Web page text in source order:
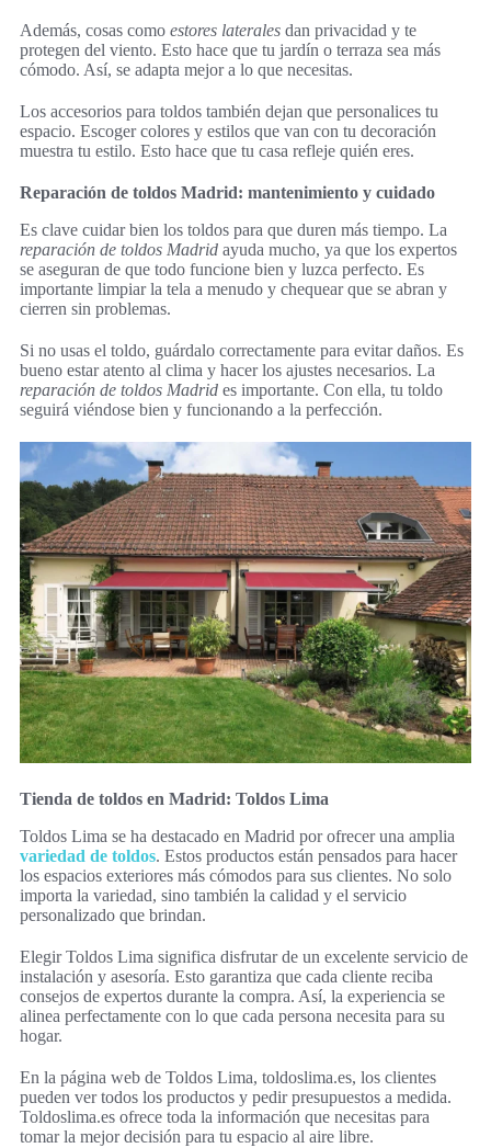
Además, cosas como estores laterales dan privacidad y te
protegen del viento. Esto hace que tu jardín o terraza sea más
cómodo. Así, se adapta mejor a lo que necesitas.
Los accesorios para toldos también dejan que personalices tu
espacio. Escoger colores y estilos que van con tu decoración
muestra tu estilo. Esto hace que tu casa refleje quién eres.
Reparación de toldos Madrid: mantenimiento y cuidado
Es clave cuidar bien los toldos para que duren más tiempo. La
reparación de toldos Madrid ayuda mucho, ya que los expertos
se aseguran de que todo funcione bien y luzca perfecto. Es
importante limpiar la tela a menudo y chequear que se abran y
cierren sin problemas.
Si no usas el toldo, guárdalo correctamente para evitar daños. Es
bueno estar atento al clima y hacer los ajustes necesarios. La
reparación de toldos Madrid es importante. Con ella, tu toldo
seguirá viéndose bien y funcionando a la perfección.
Tienda de toldos en Madrid: Toldos Lima
Toldos Lima se ha destacado en Madrid por ofrecer una amplia
variedad de toldos. Estos productos están pensados para hacer
los espacios exteriores más cómodos para sus clientes. No solo
importa la variedad, sino también la calidad y el servicio
personalizado que brindan.
Elegir Toldos Lima significa disfrutar de un excelente servicio de
instalación y asesoría. Esto garantiza que cada cliente reciba
consejos de expertos durante la compra. Así, la experiencia se
alinea perfectamente con lo que cada persona necesita para su
hogar.
En la página web de Toldos Lima, toldoslima.es, los clientes
pueden ver todos los productos y pedir presupuestos a medida.
Toldoslima.es ofrece toda la información que necesitas para
tomar la mejor decisión para tu espacio al aire libre.